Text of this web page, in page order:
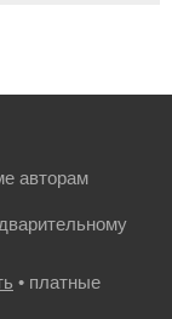
авторам
• платные